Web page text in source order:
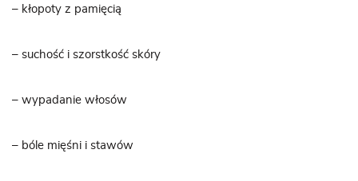
– kłopoty z pamięcią
– suchość i szorstkość skóry
– wypadanie włosów
– bóle mięśni i stawów